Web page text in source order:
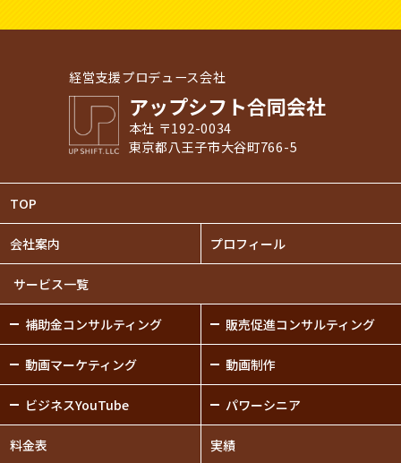
経営支援プロデュース会社
アップシフト合同会社
本社 〒192-0034
東京都八王子市大谷町766-5
TOP
会社案内 プロフィール
サービス一覧
補助金コンサルティング 販売促進コンサルティング
動画マーケティング 動画制作
ビジネスYouTube パワーシニア
料金表 実績